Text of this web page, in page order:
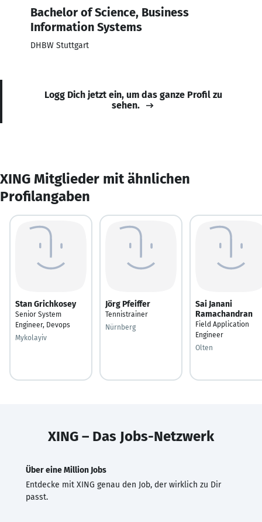
Bachelor of Science, Business
Information Systems
DHBW Stuttgart
Logg Dich jetzt ein, um das ganze Profil zu
sehen.
XING Mitglieder mit ähnlichen
Profilangaben
Stan Grichkosey
Senior System
Engineer, Devops
Mykolayiv
Jörg Pfeiffer
Tennistrainer
Nürnberg
Sai Janani
Ramachandran
Field Application
Engineer
Olten
XING – Das Jobs-Netzwerk
Über eine Million Jobs
Entdecke mit XING genau den Job, der wirklich zu Dir
passt.